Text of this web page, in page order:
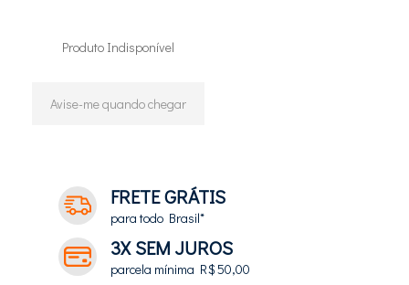
Produto Indisponível
Avise-me quando chegar
FRETE GRÁTIS
para todo Brasil*
3X SEM JUROS
parcela mínima R$ 50,00